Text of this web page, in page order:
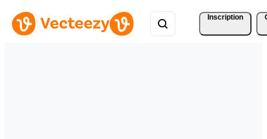
Inscription